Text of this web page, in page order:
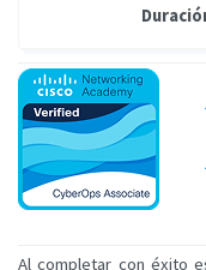
Al completar con éxito